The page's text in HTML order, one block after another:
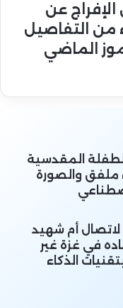
عن
من التفاصيل
الماضي
المقدسية
ملفق والصورة
لاتصال أم شهيد
في غزة غير
الذكاء